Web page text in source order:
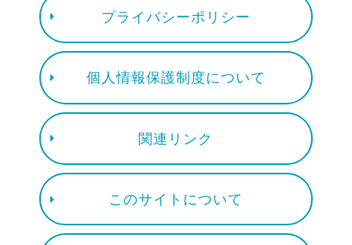
プライバシーポリシー
個人情報保護制度について
関連リンク
このサイトについて